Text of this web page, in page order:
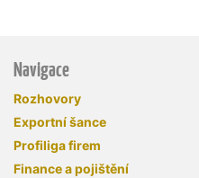
Navigace
Rozhovory
Exportní šance
Profiliga firem
Finance a pojištění